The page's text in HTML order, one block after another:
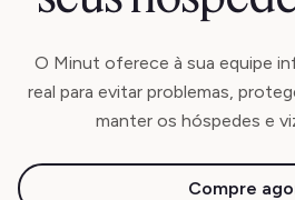
O Minut oferece à sua equipe
real para evitar problemas,
manter os hóspedes e
Compre